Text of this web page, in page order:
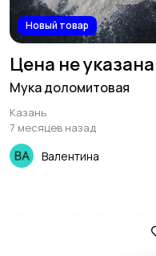
Новый товар
Цена не указана
Мука доломитовая
Казань
7 месяцев назад
Валентина